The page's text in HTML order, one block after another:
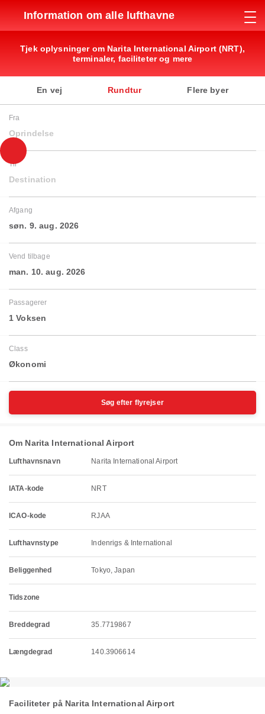
Information om alle lufthavne
Tjek oplysninger om Narita International Airport (NRT),
terminaler, faciliteter og mere
En vej Rundtur Flere byer
Fra
Oprindelse
Til
Destination
Afgang
søn. 9. aug. 2026
Vend tilbage
man. 10. aug. 2026
Passagerer
1 Voksen
Class
Økonomi
Søg efter flyrejser
Om Narita International Airport
Lufthavnsnavn Narita International Airport
IATA-kode NRT
ICAO-kode RJAA
Lufthavnstype Indenrigs & International
Beliggenhed Tokyo, Japan
Tidszone
Breddegrad 35.7719867
Længdegrad 140.3906614
Faciliteter på Narita International Airport